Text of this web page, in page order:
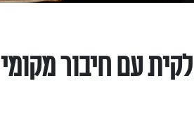
עם חיבור מקומי